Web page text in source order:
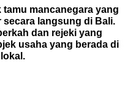
mancanegara yang
langsung di Bali.
dan rejeki yang
usaha yang berada di